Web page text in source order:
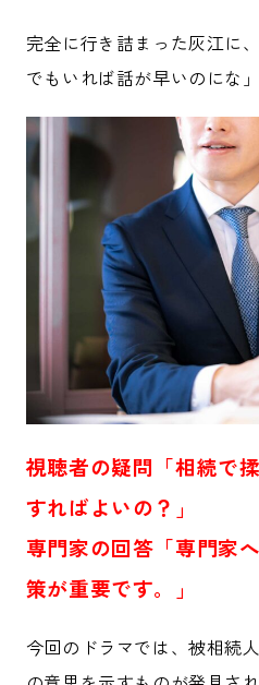
完全に行き詰まった灰江に
でもいれば話が早いのにな
視聴者の疑問「相続で
すればよいの？」
専門家の回答「専門家
策が重要です。」
今回のドラマでは、被相続